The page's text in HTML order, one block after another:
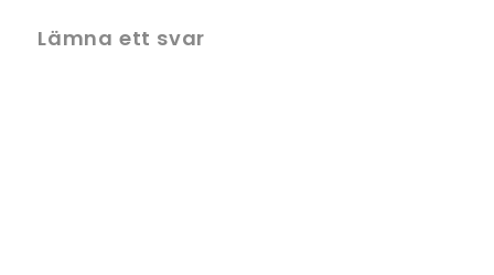
Lämna ett svar